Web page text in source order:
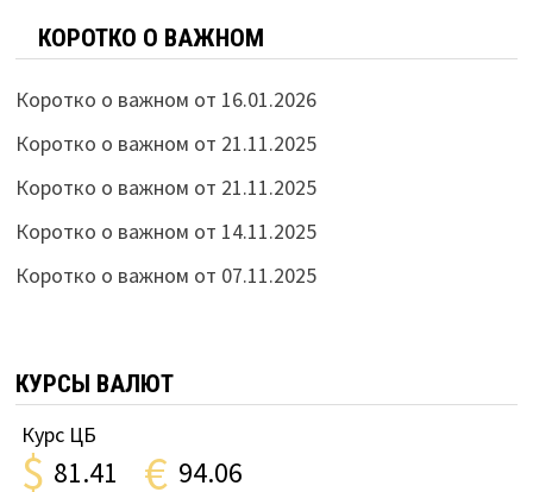
КОРОТКО О ВАЖНОМ
Коротко о важном от 16.01.2026
Коротко о важном от 21.11.2025
Коротко о важном от 21.11.2025
Коротко о важном от 14.11.2025
Коротко о важном от 07.11.2025
КУРСЫ ВАЛЮТ
Курс ЦБ
$ 81.41 € 94.06